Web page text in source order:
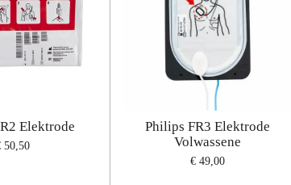
Elektrode
50,50
Philips FR3 Elektrode
Volwassene
€ 49,00